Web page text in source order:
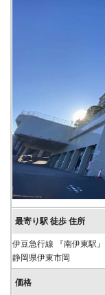
伊豆急行線 『南伊東駅
静岡県伊東市岡